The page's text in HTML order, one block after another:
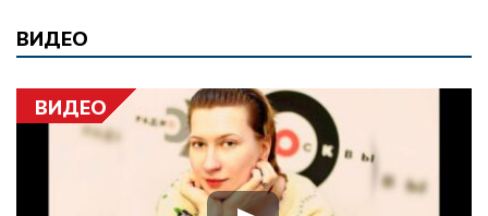
ВИДЕО
ВИДЕО